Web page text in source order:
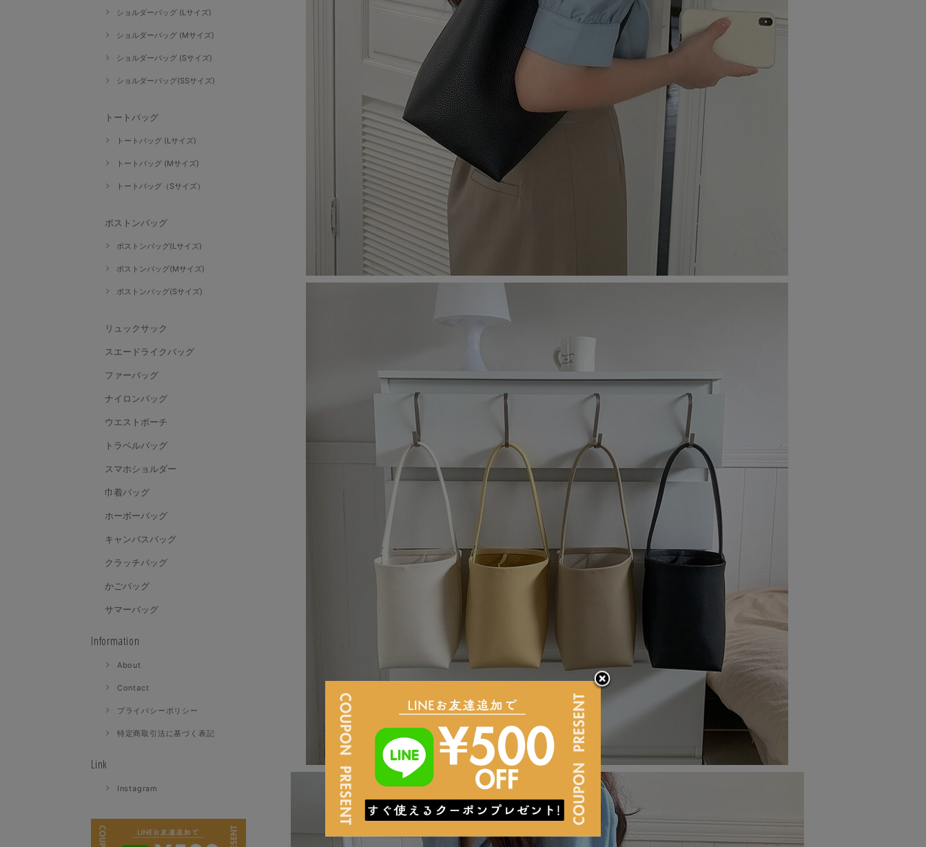
ショルダーバッグ (Lサイズ)
ショルダーバッグ (Mサイズ)
ショルダーバッグ (Sサイズ)
ショルダーバッグ(SSサイズ)
トートバッグ
トートバッグ (Lサイズ)
トートバッグ (Mサイズ)
トートバッグ（Sサイズ）
ボストンバッグ
ボストンバッグ(Lサイズ)
ボストンバッグ(Mサイズ)
ボストンバッグ(Sサイズ)
リュックサック
スエードライクバッグ
ファーバッグ
ナイロンバッグ
ウエストポーチ
トラベルバッグ
スマホショルダー
巾着バッグ
ホーボーバッグ
キャンバスバッグ
クラッチバッグ
かごバッグ
サマーバッグ
Information
About
Contact
プライバシーポリシー
特定商取引法に基づく表記
Link
Instagram